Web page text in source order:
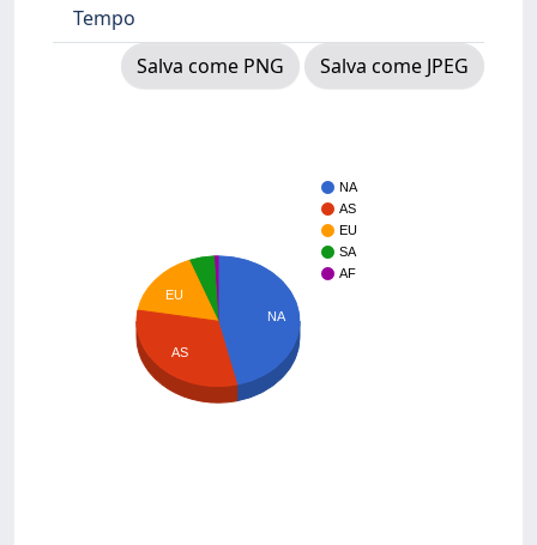
Tempo
Salva come PNG
Salva come JPEG
NA
AS
EU
SA
AF
NA
EU
AS